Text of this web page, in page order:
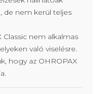
de nem kerül teljes
Classic nem alkalmas
való viselésre.
hogy az OHROPAX